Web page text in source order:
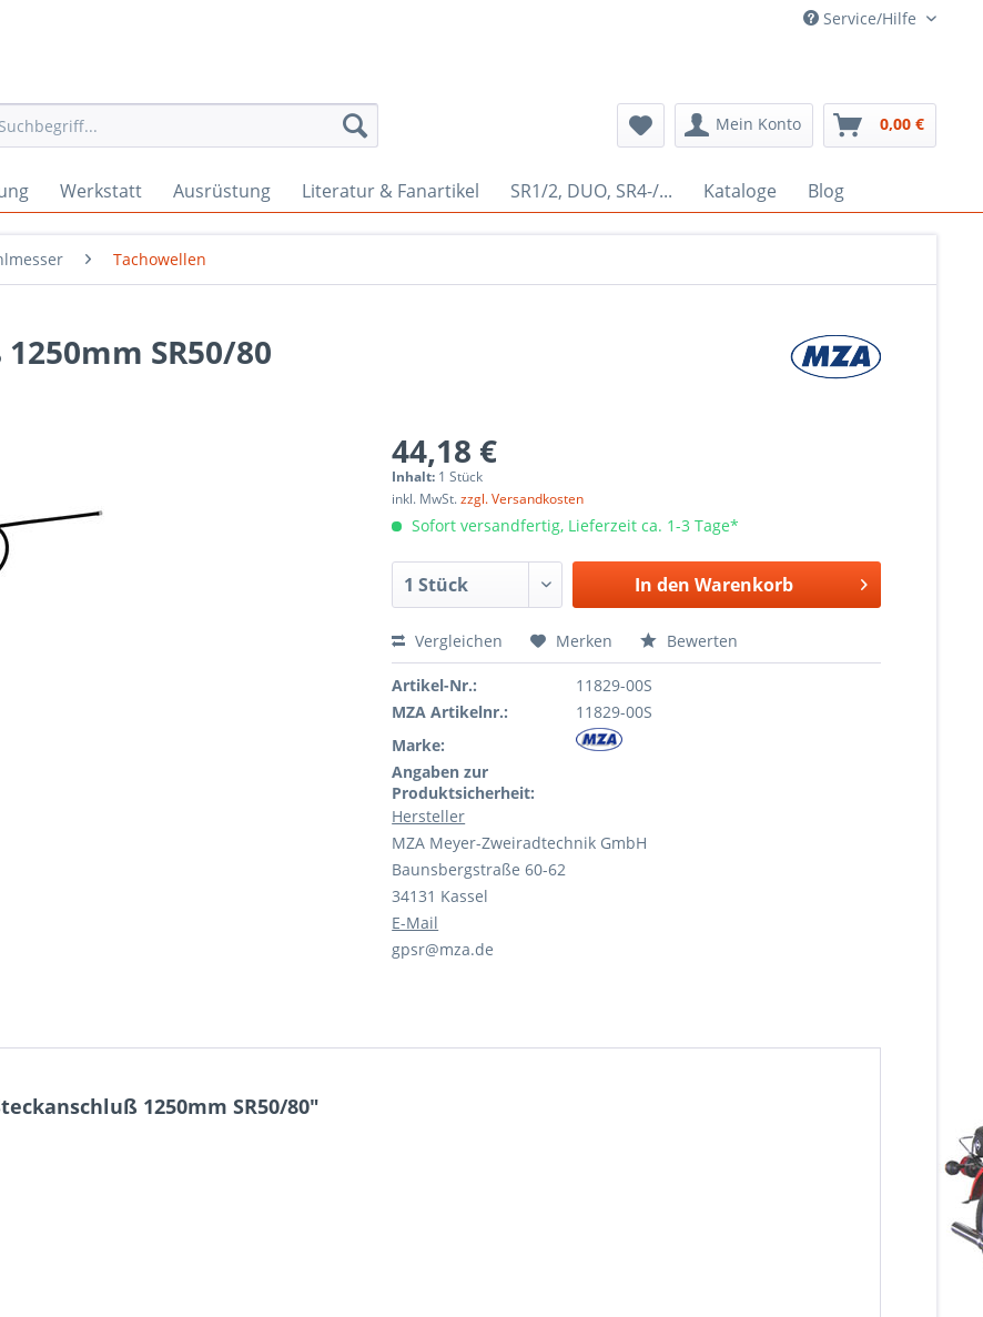
Service/Hilfe
Mein Konto 0,00 €
Werkstatt Ausrüstung Literatur & Fanartikel SR1/2, DUO, SR4-/... Kataloge Blog
Tachowellen
SR50/80
44,18 €
Inhalt: 1 Stück
inkl. MwSt.zzgl. Versandkosten
Sofort versandfertig, Lieferzeit ca. 1-3 Tage*
In den Warenkorb
Vergleichen Merken Bewerten
Artikel-Nr.:
11829-00S
MZA Artikelnr.:
11829-00S
Marke:
Angaben zur
Produktsicherheit:
Hersteller
MZA Meyer-Zweiradtechnik GmbH
Baunsbergstraße 60-62
34131 Kassel
E-Mail
gpsr@mza.de
1250mm SR50/80"